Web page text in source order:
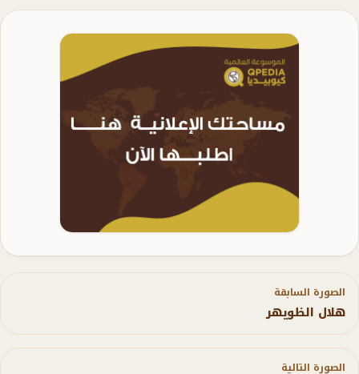
الصورة السابقة
هلال الظويهر
الصورة التالية